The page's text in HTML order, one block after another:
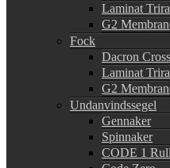
Laminat
G2
Fock
Dacron
Laminat
G2
Undanvindssegel
Gennaker
Spinnaker
CODE 1